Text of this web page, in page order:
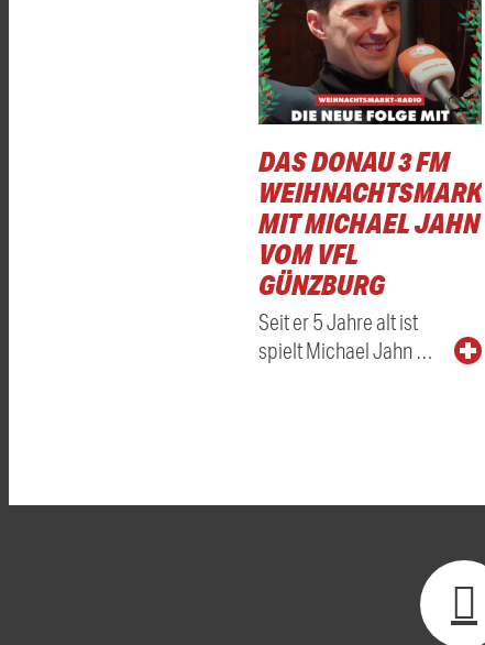
DAS DONAU 3 FM
MIT MICHAEL JAHN
VOM VFL
GÜNZBURG
Seit er 5 Jahre alt ist
spielt Michael Jahn …